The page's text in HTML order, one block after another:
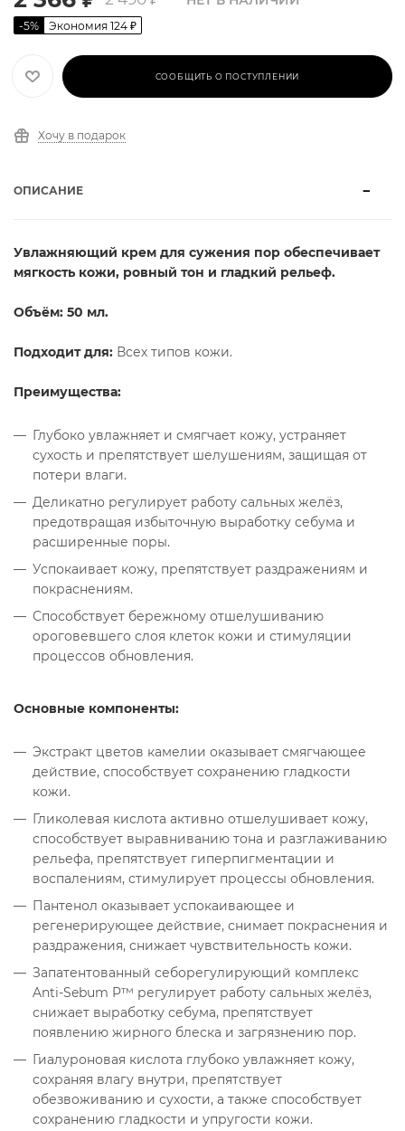
-5% Экономия 124 ₽
СООБЩИТЬ О ПОСТУПЛЕНИИ
Хочу в подарок
ОПИСАНИЕ
Увлажняющий крем для сужения пор обеспечивает
мягкость кожи, ровный тон и гладкий рельеф.
Объём: 50 мл.
Подходит для: Всех типов кожи.
Преимущества:
Глубоко увлажняет и смягчает кожу, устраняет
сухость и препятствует шелушениям, защищая от
потери влаги.
Деликатно регулирует работу сальных желёз,
предотвращая избыточную выработку себума и
расширенные поры.
Успокаивает кожу, препятствует раздражениям и
покраснениям.
Способствует бережному отшелушиванию
ороговевшего слоя клеток кожи и стимуляции
процессов обновления.
Основные компоненты:
Экстракт цветов камелии оказывает смягчающее
действие, способствует сохранению гладкости
кожи.
Гликолевая кислота активно отшелушивает кожу,
способствует выравниванию тона и разглаживанию
рельефа, препятствует гиперпигментации и
воспалениям, стимулирует процессы обновления.
Пантенол оказывает успокаивающее и
регенерирующее действие, снимает покраснения и
раздражения, снижает чувствительность кожи.
Запатентованный себорегулирующий комплекс
Anti-Sebum P™ регулирует работу сальных желёз,
снижает выработку себума, препятствует
появлению жирного блеска и загрязнению пор.
Гиалуроновая кислота глубоко увлажняет кожу,
сохраняя влагу внутри, препятствует
обезвоживанию и сухости, а также способствует
сохранению гладкости и упругости кожи.